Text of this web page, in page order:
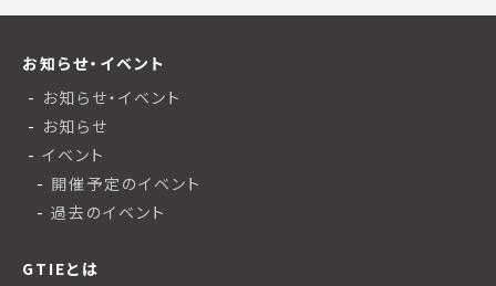
お知らせ・イベント
お知らせ・イベント
お知らせ
イベント
開催予定のイベント
過去のイベント
GTIEとは